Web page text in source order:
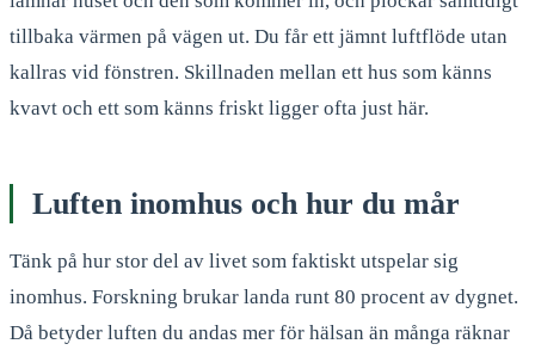
tillbaka värmen på vägen ut. Du får ett jämnt luftflöde utan
kallras vid fönstren. Skillnaden mellan ett hus som känns
kvavt och ett som känns friskt ligger ofta just här.
Luften inomhus och hur du mår
Tänk på hur stor del av livet som faktiskt utspelar sig
inomhus. Forskning brukar landa runt 80 procent av dygnet.
Då betyder luften du andas mer för hälsan än många räknar